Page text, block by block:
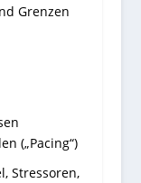
Grenzen
(„Pacing“)
Stressoren,